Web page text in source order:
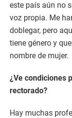
este país aún no
voz propia. Me
doblegar, pero
tiene género y
nombre de mujer.
¿Ve condiciones
rectorado?
Hay muchas